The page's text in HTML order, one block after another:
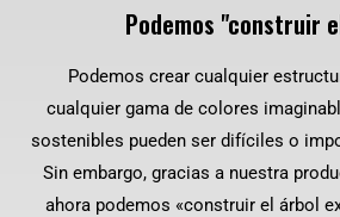
Podemos "construir
Podemos crear cualquier
cualquier gama de colores
sostenibles pueden ser difíciles o
Sin embargo, gracias a nuestra
ahora podemos «construir el árbol